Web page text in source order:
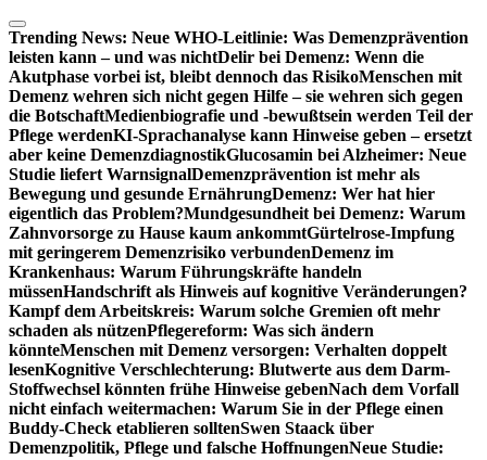
Zum
Inhalt
springen
Trending News: Neue WHO-Leitlinie: Was Demenzprävention
leisten kann – und was nichtDelir bei Demenz: Wenn die
Akutphase vorbei ist, bleibt dennoch das RisikoMenschen mit
Demenz wehren sich nicht gegen Hilfe – sie wehren sich gegen
die BotschaftMedienbiografie und -bewußtsein werden Teil der
Pflege werdenKI-Sprachanalyse kann Hinweise geben – ersetzt
aber keine DemenzdiagnostikGlucosamin bei Alzheimer: Neue
Studie liefert WarnsignalDemenzprävention ist mehr als
Bewegung und gesunde ErnährungDemenz: Wer hat hier
eigentlich das Problem?Mundgesundheit bei Demenz: Warum
Zahnvorsorge zu Hause kaum ankommtGürtelrose-Impfung
mit geringerem Demenzrisiko verbundenDemenz im
Krankenhaus: Warum Führungskräfte handeln
müssenHandschrift als Hinweis auf kognitive Veränderungen?
Kampf dem Arbeitskreis: Warum solche Gremien oft mehr
schaden als nützenPflegereform: Was sich ändern
könnteMenschen mit Demenz versorgen: Verhalten doppelt
lesenKognitive Verschlechterung: Blutwerte aus dem Darm-
Stoffwechsel könnten frühe Hinweise gebenNach dem Vorfall
nicht einfach weitermachen: Warum Sie in der Pflege einen
Buddy-Check etablieren solltenSwen Staack über
Demenzpolitik, Pflege und falsche HoffnungenNeue Studie: